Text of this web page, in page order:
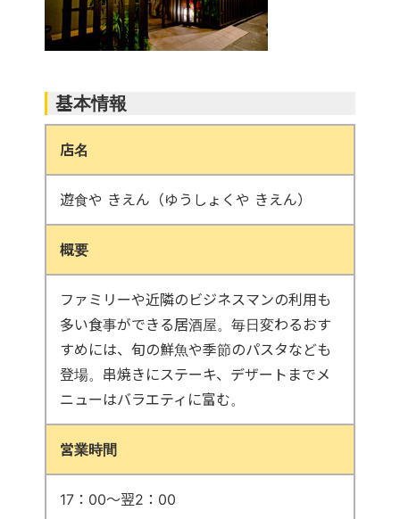
基本情報
店名
遊食や きえん（ゆうしょくや きえん）
概要
ファミリーや近隣のビジネスマンの利用も
多い食事ができる居酒屋。毎日変わるおす
すめには、旬の鮮魚や季節のパスタなども
登場。串焼きにステーキ、デザートまでメ
ニューはバラエティに富む。
営業時間
17：00〜翌2：00